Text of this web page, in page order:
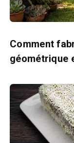
Comment
géométrique